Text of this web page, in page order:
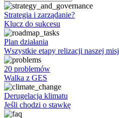
Strategia i zarządanie?
Klucz do sukcesu
Plan działania
Wszystkie etapy relizacji naszej
20 problemów
Walka z GES
Derugelacja klimatu
Jeśli chodzi o stawkę